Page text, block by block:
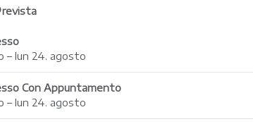
– lun 24. agosto
Con Appuntamento
– lun 24. agosto